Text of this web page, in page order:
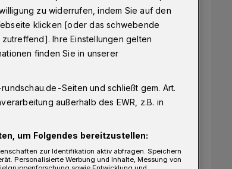
will, ist
zu widerrufen, indem Sie auf den
klicken [oder das schwebende
Ihre Einstellungen gelten
finden Sie in unserer
Seiten und schließt gem. Art.
außerhalb des EWR, z.B. in
um Folgendes bereitzustellen:
zur Identifikation aktiv abfragen. Speichern
Personalisierte Werbung und Inhalte, Messung von